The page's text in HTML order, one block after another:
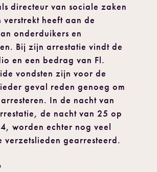
directeur van sociale zaken
verstrekt heeft aan de
onderduikers en
Bij zijn arrestatie vindt de
en een bedrag van Fl.
vondsten zijn voor de
geval reden genoeg om
In de nacht van
de nacht van 25 op
worden echter nog veel
verzetslieden gearresteerd.